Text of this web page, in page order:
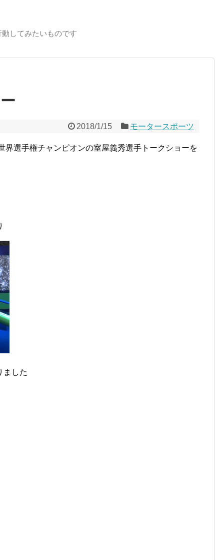
してみたいものです
2018/1/15 モータースポーツ
界選手権チャンピオンの室屋義秀選手トークショーを
ました